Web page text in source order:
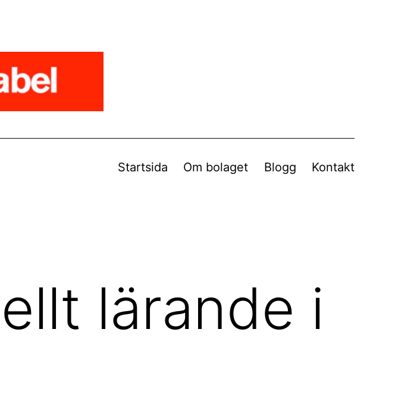
Startsida Om bolaget Blogg Kontakt
lärande i